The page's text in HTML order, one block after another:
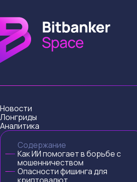
Новости
Лонгриды
Аналитика
Содержание
Как ИИ помогает в борьбе с
мошенничеством
Опасности фишинга для
криптовалют